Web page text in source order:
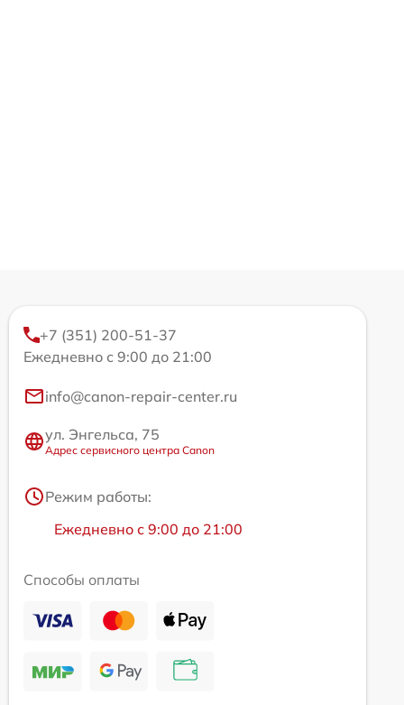
+7 (351) 200-51-37
Ежедневно с 9:00 до 21:00
info@canon-repair-center.ru
ул. Энгельса, 75
Адрес сервисного центра Canon
Режим работы:
Ежедневно с 9:00 до 21:00
Способы оплаты